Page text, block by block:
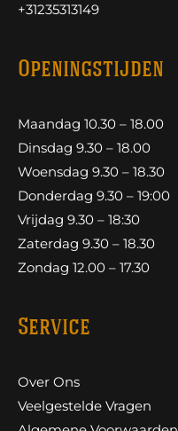
+31235313149
Openingstijden
Maandag 10.30 – 18.00
Dinsdag 9.30 – 18.00
Woensdag 9.30 – 18.30
Donderdag 9.30 – 19:00
Vrijdag 9.30 – 18:30
Zaterdag 9.30 – 18.30
Zondag 12.00 – 17.30
Service
Over Ons
Veelgestelde Vragen